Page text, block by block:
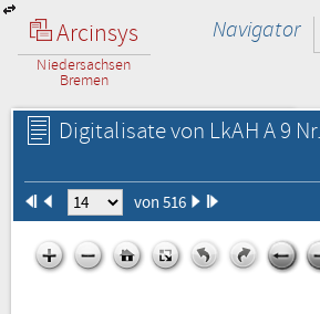
Arcinsys
Niedersachsen
Bremen
Navigator
Digitalisate von LkAH A 9
von 516